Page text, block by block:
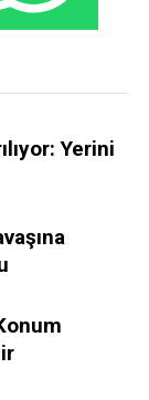
Yerini